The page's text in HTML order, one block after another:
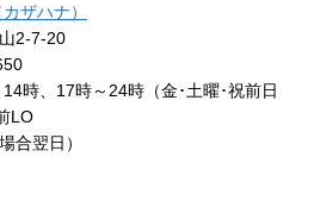
ザハナ）
2-7-20
時、17時～24時（金･土曜･祝前日
LO
合翌日）